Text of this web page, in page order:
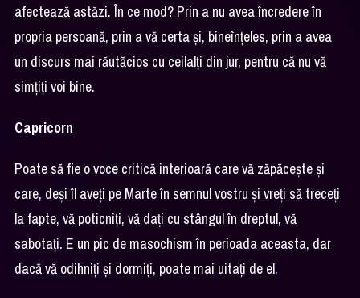
afectează astăzi. În ce mod? Prin a nu avea încredere în
propria persoană, prin a vă certa și, bineînțeles, prin a avea
un discurs mai răutăcios cu ceilalți din jur, pentru că nu vă
simțiți voi bine.
Capricorn
Poate să fie o voce critică interioară care vă zăpăcește și
care, deși îl aveți pe Marte în semnul vostru și vreți să treceți
la fapte, vă poticniți, vă dați cu stângul în dreptul, vă
sabotați. E un pic de masochism în perioada aceasta, dar
dacă vă odihniți și dormiți, poate mai uitați de el.